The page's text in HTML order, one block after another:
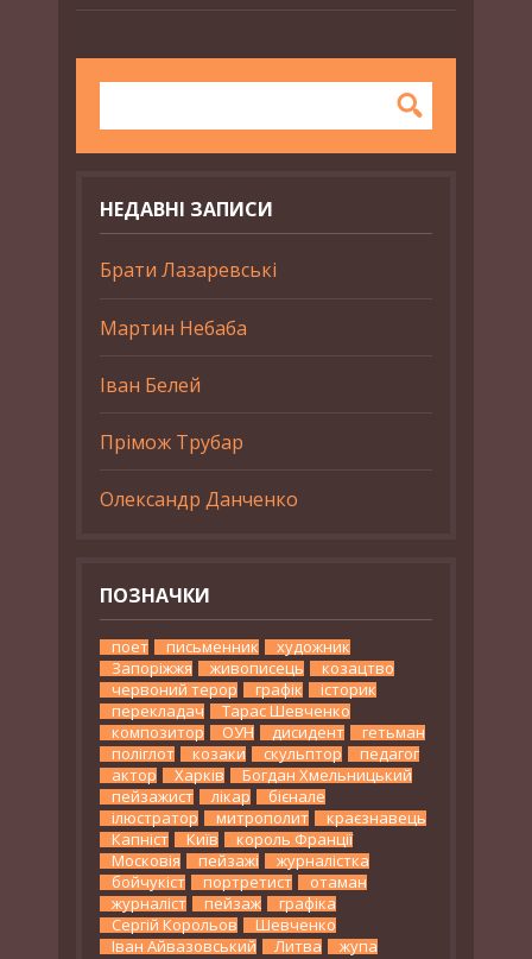
НЕДАВНІ ЗАПИСИ
Брати Лазаревські
Мартин Небаба
Іван Белей
Прімож Трубар
Олександр Данченко
ПОЗНАЧКИ
поет письменник
художник
Запоріжжя
живописець
козацтво
червоний терор
графік
історик
перекладач
Тарас Шевченко
композитор
ОУН дисидент
гетьман
поліглот
козаки скульптор
педагог
актор
Харків
Богдан Хмельницький
пейзажист
лікар
бієнале
ілюстратор
митрополит
краєзнавець
Капніст
Київ
король Франції
Московія
пейзажі
журналістка
бойчукіст
портретист
отаман
журналіст
пейзаж
графіка
Сергій Корольов
Шевченко
Іван Айвазовський
Литва жупа